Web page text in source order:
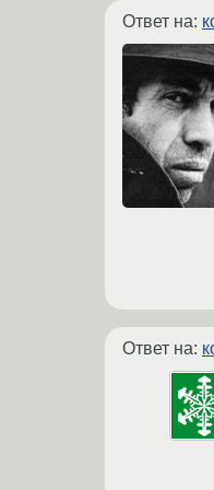
Ответ на:
Ответ на: